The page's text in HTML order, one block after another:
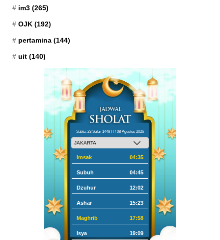
im3 (265)
OJK (192)
pertamina (144)
uit (140)
Sabtu, 23 Safar 1448 H / 08 Agustus 2026
Imsak 04:35
Subuh 04:45
Dzuhur 12:02
Ashar 15:23
Maghrib 17:58
Isya 19:09